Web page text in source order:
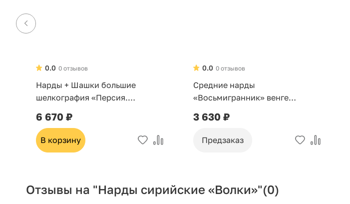
0 отзывов
0.0
Нарды + Шашки большие
шелкография «Персия.
6 670 ₽
В корзину
0 отзывов
0.0
Средние нарды
«Восьмигранник» венге
3 630 ₽
Предзаказ
Отзывы на "Нарды сирийские «Волки»"(0)